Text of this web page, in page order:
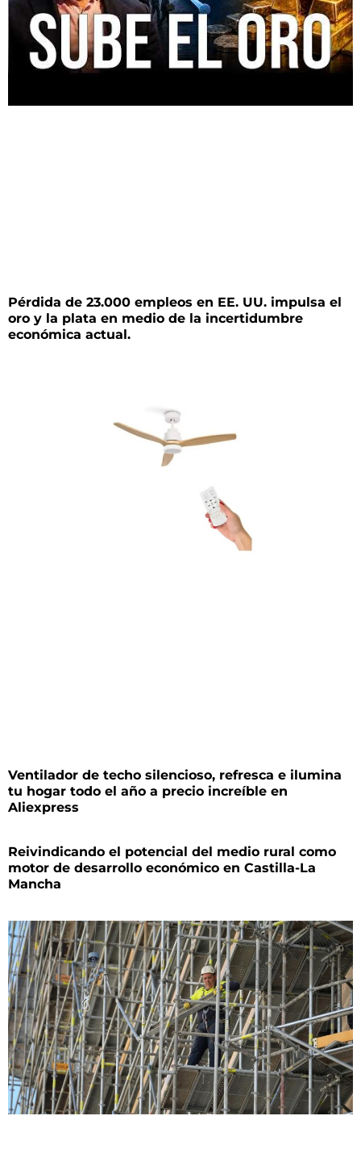
Pérdida de 23.000 empleos en EE. UU. impulsa el
oro y la plata en medio de la incertidumbre
económica actual.
Ventilador de techo silencioso, refresca e ilumina
tu hogar todo el año a precio increíble en
Aliexpress
Reivindicando el potencial del medio rural como
motor de desarrollo económico en Castilla-La
Mancha